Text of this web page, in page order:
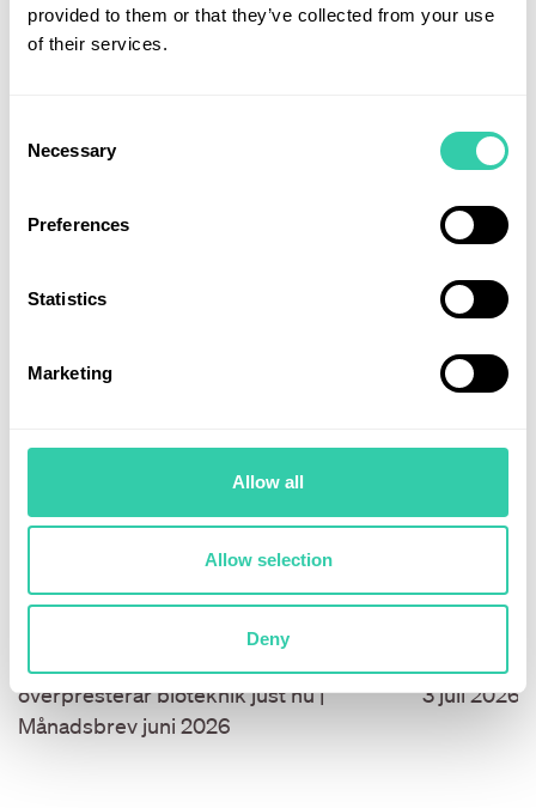
provided to them or that they’ve collected from your use
of their services.
Selection
Necessary
Preferences
Statistics
Marketing
Allow all
Allow selection
Deny
överpresterar bioteknik just nu |
Månadsbrev juni 2026
3 juli 2026.